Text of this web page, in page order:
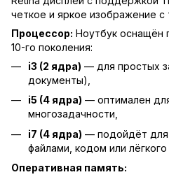
четкое и яркое изображение
Процессор: Ноутбук оснащён
10-го поколения:
i3 (2 ядра) — для простых
документы),
i5 (4 ядра) — оптимален
многозадачности,
i7 (4 ядра) — подойдёт
файлами, кодом или
Оперативная память: